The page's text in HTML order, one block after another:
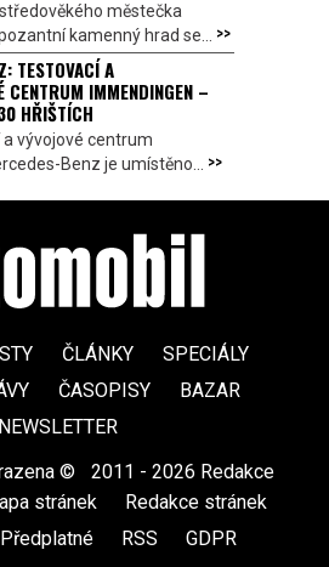
městečka
kamenný hrad se... >>
TESTOVACÍ A
CENTRUM IMMENDINGEN –
HŘIŠTÍCH
vývojové centrum
Benz je umístěno... >>
ČLÁNKY
SPECIÁLY
ČASOPISY
BAZAR
NEWSLETTER
©
2011 - 2026 Redakce
stránek Redakce stránek
Předplatné RSS GDPR